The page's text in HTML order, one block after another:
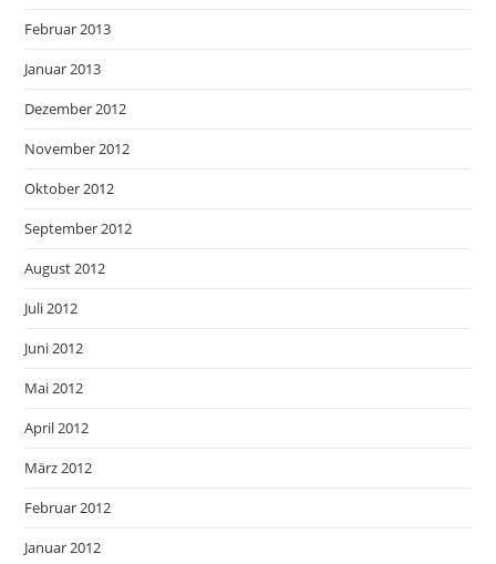
Februar 2013
Januar 2013
Dezember 2012
November 2012
Oktober 2012
September 2012
August 2012
Juli 2012
Juni 2012
Mai 2012
April 2012
März 2012
Februar 2012
Januar 2012